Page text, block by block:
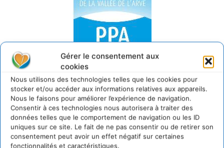
Gérer le consentement aux
cookies
Nous utilisons des technologies telles que les cookies pour
stocker et/ou accéder aux informations relatives aux appareils.
Nous le faisons pour améliorer l’expérience de navigation.
Consentir à ces technologies nous autorisera à traiter des
données telles que le comportement de navigation ou les ID
uniques sur ce site. Le fait de ne pas consentir ou de retirer son
consentement peut avoir un effet négatif sur certaines
fonctionnalités et caractéristiques.
Fonds Air Bois
Comme beaucoup de vallées de montagne, la vallée de
l’Arve est exposée à la pollution de l’air. Sa topographie